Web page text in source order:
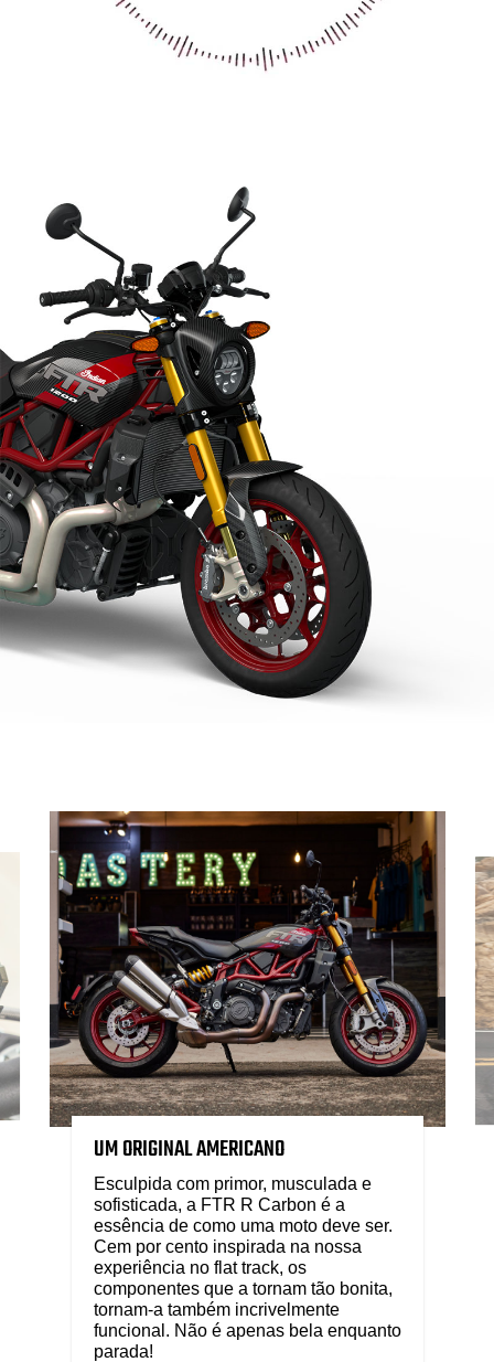
UM ORIGINAL AMERICANO
Esculpida com primor, musculada e
sofisticada, a FTR R Carbon é a
essência de como uma moto deve ser.
Cem por cento inspirada na nossa
experiência no flat track, os
componentes que a tornam tão bonita,
tornam-a também incrivelmente
funcional. Não é apenas bela enquanto
parada!